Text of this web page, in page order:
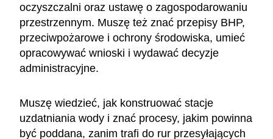
oczyszczalni oraz ustawę o zagospodarowaniu
przestrzennym. Muszę też znać przepisy BHP,
przeciwpożarowe i ochrony środowiska, umieć
opracowywać wnioski i wydawać decyzje
administracyjne.
Muszę wiedzieć, jak konstruować stacje
uzdatniania wody i znać procesy, jakim powinna
być poddana, zanim trafi do rur przesyłających